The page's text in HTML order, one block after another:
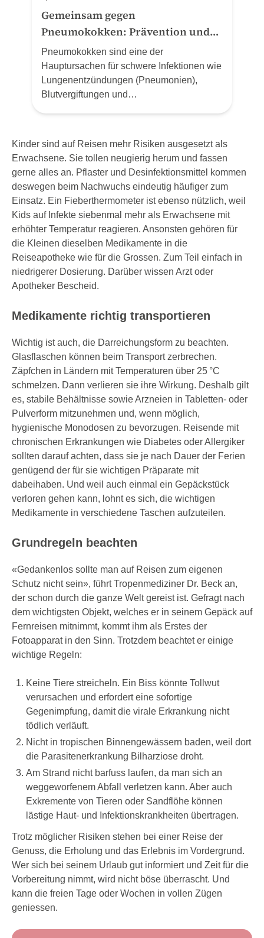
Gemeinsam gegen
Pneumokokken: Prävention und
Schutz zum Welt-Pneumonie-Tag
(12.11.24)
Pneumokokken sind eine der
Hauptursachen für schwere Infektionen wie
Lungenentzündungen (Pneumonien),
Blutvergiftungen und
Auswirkungen von Pneumokokken-
Erkrankungen und die Bedeutung von
machen.
Kinder sind auf Reisen mehr Risiken ausgesetzt als
Erwachsene. Sie tollen neugierig herum und fassen
gerne alles an. Pflaster und Desinfektionsmittel kommen
deswegen beim Nachwuchs eindeutig häufiger zum
Einsatz. Ein Fieberthermometer ist ebenso nützlich, weil
Kids auf Infekte siebenmal mehr als Erwachsene mit
erhöhter Temperatur reagieren. Ansonsten gehören für
die Kleinen dieselben Medikamente in die
Reiseapotheke wie für die Gros­sen. Zum Teil einfach in
niedrigerer Dosierung. Darüber wissen Arzt oder
Apotheker Bescheid.
Medikamente richtig transportieren
Wichtig ist auch, die Darreichungsform zu beachten.
Glasflaschen können beim Transport zerbrechen.
Zäpfchen in Ländern mit Temperaturen über 25 °C
schmelzen. Dann verlieren sie ihre Wirkung. Deshalb gilt
es, stabile Behältnisse sowie Arzneien in Tabletten- oder
Pulverform mitzunehmen und, wenn möglich,
hygienische Monodosen zu bevorzugen. Reisende mit
chronischen Erkrankungen wie Diabetes oder Allergiker
sollten darauf achten, dass sie je nach Dauer der Ferien
genügend der für sie wichtigen Präparate mit
dabeihaben. Und weil auch einmal ein Gepäckstück
verloren gehen kann, lohnt es sich, die wichtigen
Medikamente in verschiedene Taschen aufzuteilen.
Grundregeln beachten
«Gedankenlos sollte man auf Reisen zum eigenen
Schutz nicht sein», führt Tropenmediziner Dr. Beck an,
der schon durch die ganze Welt gereist ist. Gefragt nach
dem wichtigsten Objekt, welches er in seinem Gepäck auf
Fernreisen mitnimmt, kommt ihm als Erstes der
Fotoapparat in den Sinn. Trotzdem beachtet er einige
wichtige Regeln:
Keine Tiere streicheln. Ein Biss könnte Tollwut
verursachen und erfordert eine sofortige
Gegenimpfung, damit die virale Erkrankung nicht
tödlich verläuft.
Nicht in tropischen Binnengewässern baden, weil dort
die Parasitenerkrankung Bilharziose droht.
Am Strand nicht barfuss laufen, da man sich an
weggeworfenem Abfall verletzen kann. Aber auch
Exkremente von Tieren oder Sandflöhe können
lästige Haut- und Infektionskrankheiten übertragen.
Trotz möglicher Risiken stehen bei einer Reise der
Genuss, die Erholung und das Erlebnis im Vordergrund.
Wer sich bei seinem Urlaub gut informiert und Zeit für die
Vorbereitung nimmt, wird nicht böse überrascht. Und
kann die freien Tage oder Wochen in vollen Zügen
geniessen.